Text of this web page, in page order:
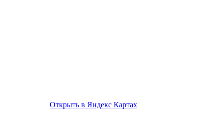
Открыть в Яндекс Картах